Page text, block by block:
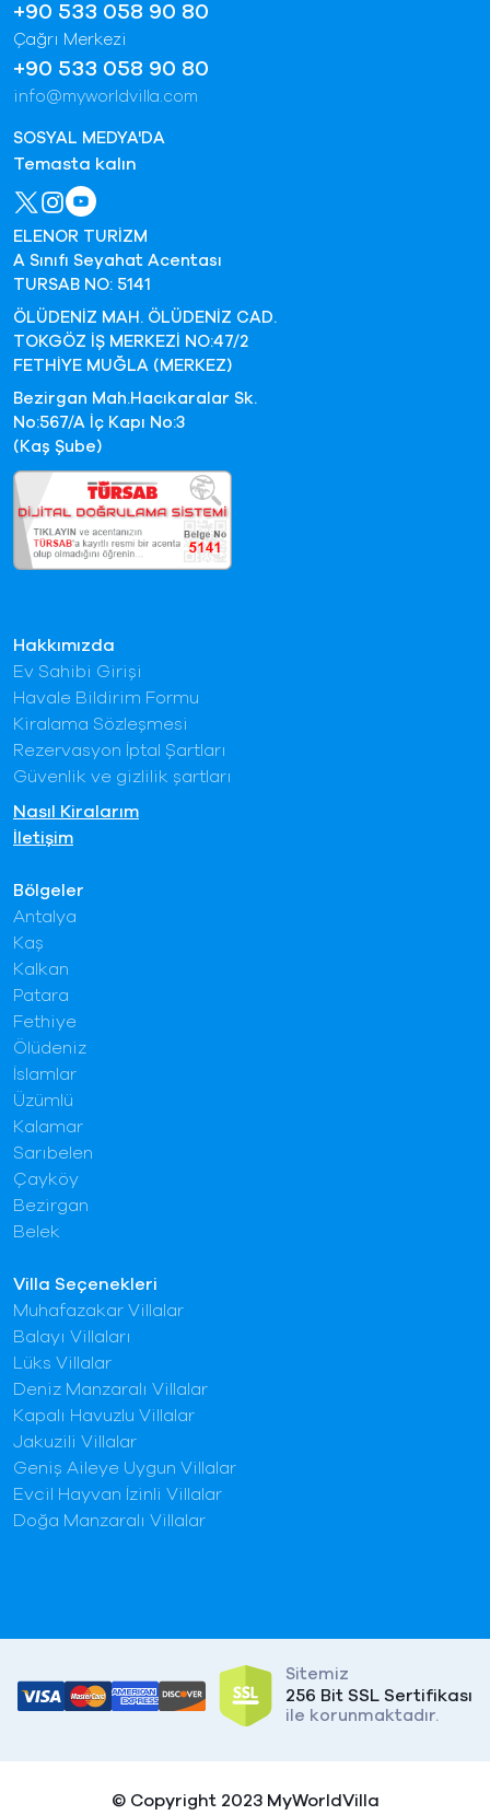
Villa Seçenekleri
Muhafazakar Villalar
Balayı Villaları
Lüks Villalar
Deniz Manzaralı Villalar
Kapalı Havuzlu Villalar
Jakuzili Villalar
Geniş Aileye Uygun Villalar
Evcil Hayvan İzinli Villalar
Doğa Manzaralı Villalar
Bölgeler
Antalya
Kaş
Kalkan
Patara
Fethiye
Ölüdeniz
İslamlar
Üzümlü
Kalamar
Sarıbelen
Çayköy
Bezirgan
Belek
Hakkımızda
Ev Sahibi Girişi
Havale Bildirim Formu
Kiralama Sözleşmesi
Rezervasyon İptal Şartları
Güvenlik ve gizlilik şartları
Nasıl Kiralarım
İletişim
+90 533 058 90 80
Çağrı Merkezi
+90 533 058 90 80
info@myworldvilla.com
SOSYAL MEDYA'DA
Temasta kalın
ELENOR TURİZM
A Sınıfı Seyahat Acentası
TURSAB NO: 5141
ÖLÜDENİZ MAH. ÖLÜDENİZ CAD.
TOKGÖZ İŞ MERKEZİ NO:47/2
FETHİYE MUĞLA (MERKEZ)
Bezirgan Mah.Hacıkaralar Sk.
No:567/A İç Kapı No:3
(Kaş Şube)
Sitemiz
256 Bit SSL Sertifikası
ile korunmaktadır.
© Copyright 2023 MyWorldVilla